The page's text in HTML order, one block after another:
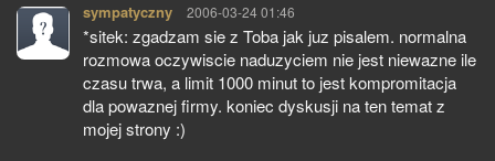
sympatyczny pisze:
2006-03-24 01:46
*sitek: zgadzam sie z Toba jak juz pisalem. normalna
rozmowa oczywiscie naduzyciem nie jest niewazne ile
czasu trwa, a limit 1000 minut to jest kompromitacja
dla powaznej firmy. koniec dyskusji na ten temat z
mojej strony :)